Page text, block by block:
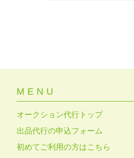
MENU
オークション代行トップ
出品代行の申込フォーム
初めてご利用の方はこちら